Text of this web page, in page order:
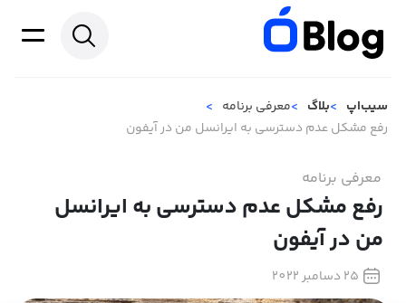
سیب‌اپ بلاگ
معرفی برنامه
رفع مشکل عدم دسترسی به ایرانسل من در آیفون
معرفی برنامه
رفع مشکل عدم دسترسی به ایرانسل
من در آیفون
25 دسامبر 2022